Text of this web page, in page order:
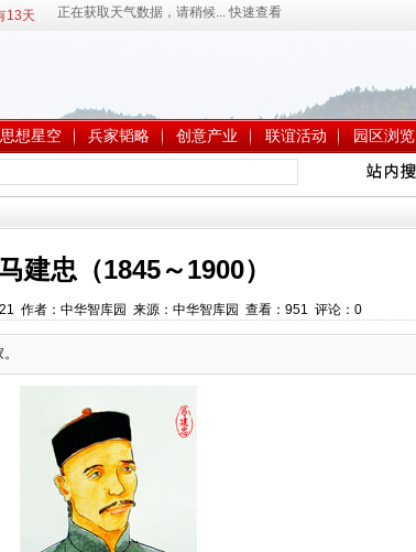
13天
思想星空 兵家韬略 创意产业 联谊活动 园区浏览
建忠（1845～1900）
作者：中华智库园 来源：中华智库园 查看： 951 评论： 0